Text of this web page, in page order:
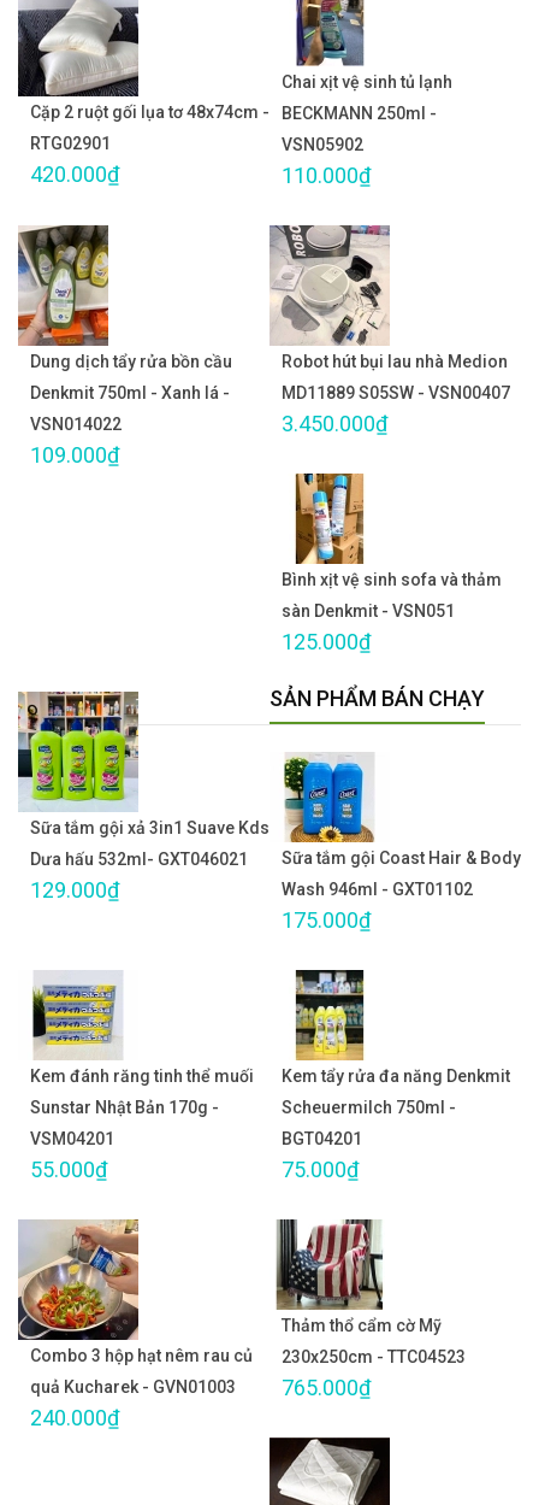
Cặp 2 ruột gối lụa tơ 48x74cm -
RTG02901
420.000₫
Chai xịt vệ sinh tủ lạnh
BECKMANN 250ml -
VSN05902
110.000₫
Dung dịch tẩy rửa bồn cầu
Denkmit 750ml - Xanh lá -
VSN014022
109.000₫
Robot hút bụi lau nhà Medion
MD11889 S05SW - VSN00407
3.450.000₫
Bình xịt vệ sinh sofa và thảm
sàn Denkmit - VSN051
125.000₫
Sữa tắm gội xả 3in1 Suave Kds
Dưa hấu 532ml- GXT046021
129.000₫
SẢN PHẨM BÁN CHẠY
Sữa tắm gội Coast Hair & Body
Wash 946ml - GXT01102
175.000₫
Kem đánh răng tinh thể muối
Sunstar Nhật Bản 170g -
VSM04201
55.000₫
Kem tẩy rửa đa năng Denkmit
Scheuermilch 750ml -
BGT04201
75.000₫
Combo 3 hộp hạt nêm rau củ
quả Kucharek - GVN01003
240.000₫
Thảm thổ cẩm cờ Mỹ
230x250cm - TTC04523
765.000₫